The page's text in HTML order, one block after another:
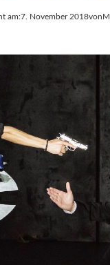
am:7. November 2018von